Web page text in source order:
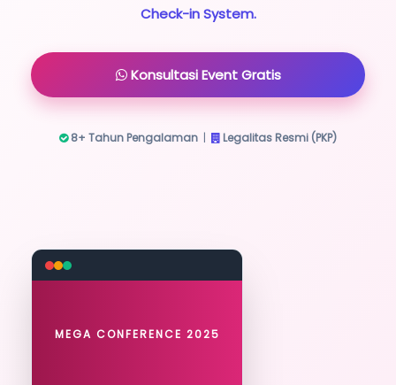
Check-in System.
Konsultasi Event Gratis
8+ Tahun Pengalaman | Legalitas Resmi (PKP)